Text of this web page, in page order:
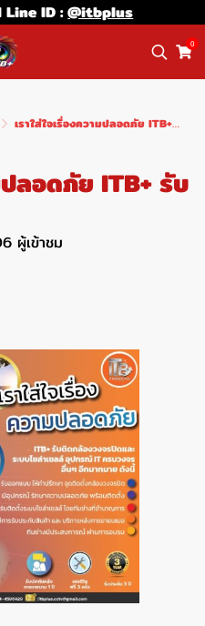
lD :@itbplus
0
เราใส่ใจเรื่องความปลอดภัย ITB+ รับติดกล้องวงจรปิด
ปลอดภัย ITB+ รับ
ผู้เข้าชม